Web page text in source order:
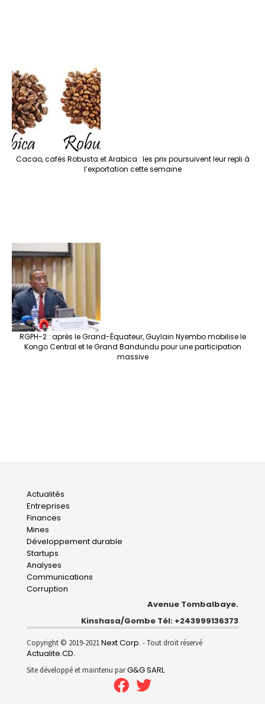
Cacao, cafés Robusta et Arabica : les prix poursuivent leur repli à
l’exportation cette semaine
RGPH-2 : après le Grand-Équateur, Guylain Nyembo mobilise le
Kongo Central et le Grand Bandundu pour une participation
massive
Main
navigation
Actualités
Entreprises
Finances
Mines
Développement durable
Startups
Analyses
Communications
Corruption
Avenue Tombalbaye.
Kinshasa/Gombe Tél: +243999136373
Copyright © 2019-2021Next Corp. - Tout droit réservé
Actualite.CD.
Site développé et maintenu parG&G SARL